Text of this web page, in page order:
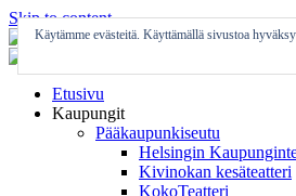
Skip to content
Etusivu
Kaupungit
Pääkaupunkiseutu
Helsingin
Kivinokan kesäteatteri
KokoTeatteri
Käytämme evästeitä. Käyttämällä sivustoa